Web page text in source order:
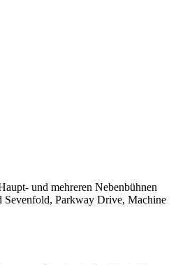
und mehreren Nebenbühnen
Sevenfold, Parkway Drive, Machine